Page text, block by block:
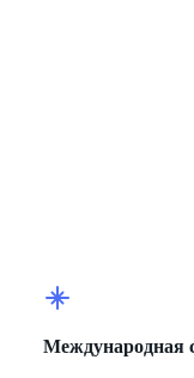
Международная